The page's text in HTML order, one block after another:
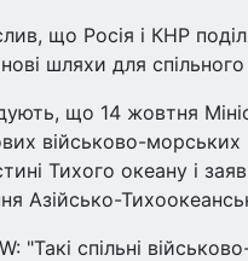
що Росія і КНР
шляхи для
що 14 жовтня
військово-морських
Тихого океану і
Азійсько-
"Такі спільні